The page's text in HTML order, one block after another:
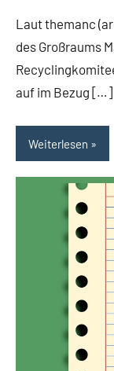
Laut themanc
des Großraums
auf im Bezug […]
Weiterlesen